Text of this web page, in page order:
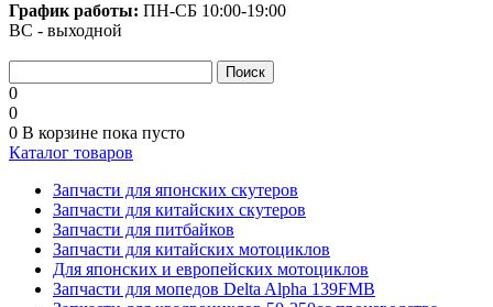
График работы: ПН-СБ 10:00-19:00
ВС - выходной
0
0
0 В корзине пока пусто
Каталог товаров
Запчасти для японских скутеров
Запчасти для китайских скутеров
Запчасти для питбайков
Запчасти для китайских мотоциклов
Для японских и европейских мотоциклов
Запчасти для мопедов Delta Alpha 139FMB